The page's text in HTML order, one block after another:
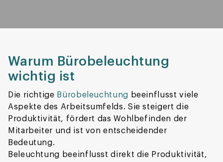
Warum Bürobeleuchtung
wichtig ist
Die richtige Bürobeleuchtung
beeinflusst viele
Aspekte des Arbeitsumfelds. Sie steigert die
Produktivität, fördert das Wohlbefinden der
Mitarbeiter und ist von entscheidender
Bedeutung.
Beleuchtung beeinflusst direkt die Produktivität,